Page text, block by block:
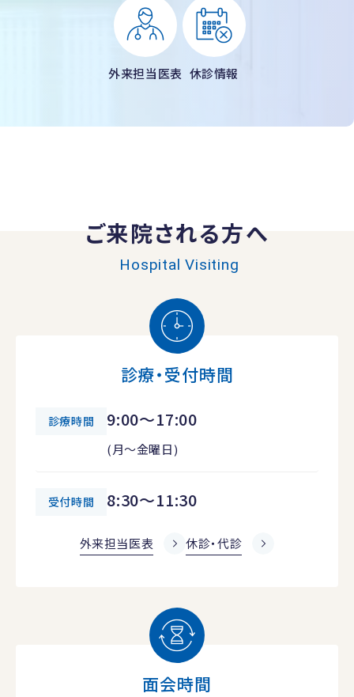
外来担当医表 休診情報
ご来院される方へ
Hospital Visiting
診療・受付時間
診療時間 9:00～17:00
(月～金曜日)
受付時間 8:30～11:30
外来担当医表 休診・代診
面会時間